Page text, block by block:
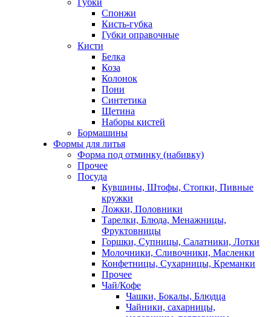
Губки
Спонжи
Кисть-губка
Губки оправочные
Кисти
Белка
Коза
Колонок
Пони
Синтетика
Щетина
Наборы кистей
Бормашины
Формы для литья
Форма под отминку (набивку)
Прочее
Посуда
Кувшины, Штофы, Стопки, Пивные
кружки
Ложки, Половники
Тарелки, Блюда, Менажницы,
Фруктовницы
Горшки, Супницы, Салатники, Лотки
Молочники, Сливочники, Масленки
Конфетницы, Сухарницы, Креманки
Прочее
Чай/Кофе
Чашки, Бокалы, Блюдца
Чайники, сахарницы,